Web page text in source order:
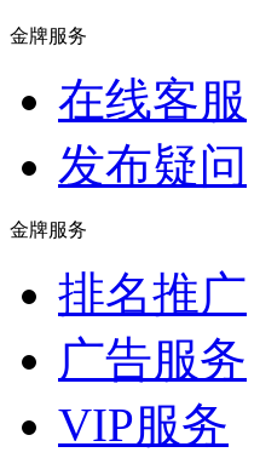
金牌服务
在线客服
发布疑问
金牌服务
排名推广
广告服务
VIP服务